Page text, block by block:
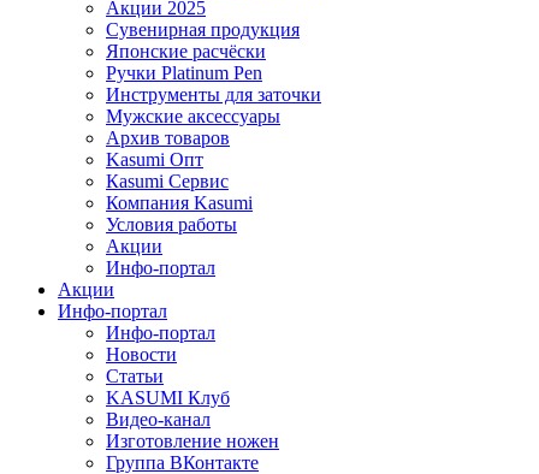
Акции 2025
Сувенирная продукция
Японские расчёски
Ручки Platinum Pen
Инструменты для заточки
Мужские аксессуары
Архив товаров
Kasumi Опт
Кasumi Сервис
Компания Kasumi
Условия работы
Акции
Инфо-портал
Акции
Инфо-портал
Инфо-портал
Новости
Статьи
KASUMI Клуб
Видео-канал
Изготовление ножен
Группа ВКонтакте